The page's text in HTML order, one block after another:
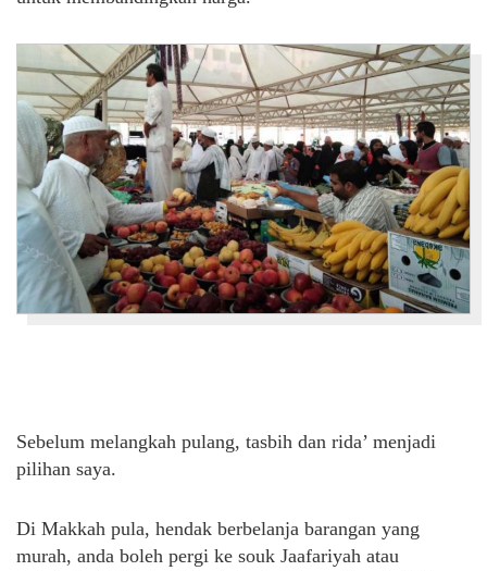
Sebelum melangkah pulang, tasbih dan rida’ menjadi
pilihan saya.
Di Makkah pula, hendak berbelanja barangan yang
murah, anda boleh pergi ke souk Jaafariyah atau